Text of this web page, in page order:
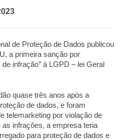
de Proteção de Dados publicou
a primeira sanção por
infração” à LGPD – lei Geral
quase três anos após a
de dados, e foram
telemarketing por violação de
infrações, a empresa teria
para proteção de dados e